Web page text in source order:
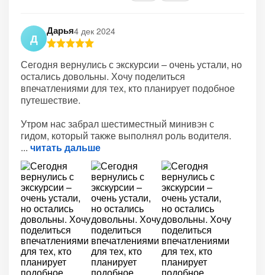
Д
Дарья4 дек 2024
Сегодня вернулись с экскурсии – очень устали, но
остались довольны. Хочу поделиться
впечатлениями для тех, кто планирует подобное
путешествие.
Утром нас забрал шестиместный минивэн с
гидом, который также выполнял роль водителя.
читать дальше